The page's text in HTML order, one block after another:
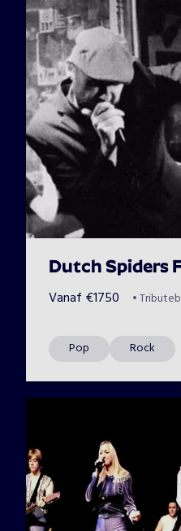
Dutch Spiders
Vanaf €1750 •
Pop Rock